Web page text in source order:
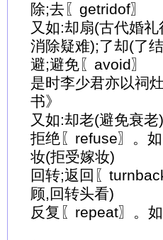
除;去〖getridof〗
又如:却扇(古代婚
消除疑难);了却(了
避;避免〖avoid〗
是时李少君亦以祠
书》
又如:却老(避免衰
拒绝〖refuse〗。
妆(拒受嫁妆)
回转;返回〖
顾,回转头看)
反复〖repeat〗。